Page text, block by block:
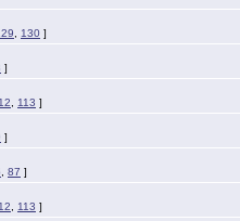
130 ]
]
113 ]
]
87 ]
113 ]